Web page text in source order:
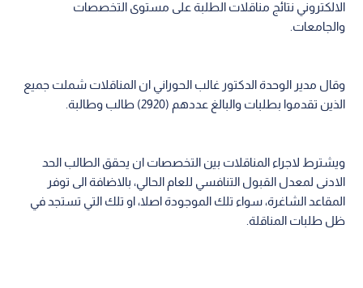
الالكتروني نتائج مناقلات الطلبة على مستوى التخصصات
والجامعات.
وقال مدير الوحدة الدكتور غالب الحوراني ان المناقلات شملت جميع
الذين تقدموا بطلبات والبالغ عددهم (2920) طالب وطالبة.
ويشترط لاجراء المناقلات بين التخصصات ان يحقق الطالب الحد
الادنى لمعدل القبول التنافسي للعام الحالي، بالاضافة الى توفر
المقاعد الشاغرة، سواء تلك الموجودة اصلا، او تلك التي تستجد في
ظل طلبات المناقلة.